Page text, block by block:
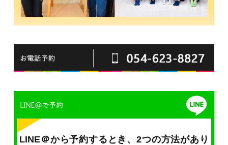
LINE＠から予約するとき、2つの方法があり